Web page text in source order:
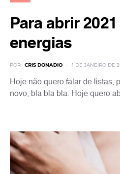
Para abrir
energias
POR CRIS DONADIO 1 DE JANEIRO DE
Hoje não quero falar de listas,
novo, bla bla bla. Hoje quero